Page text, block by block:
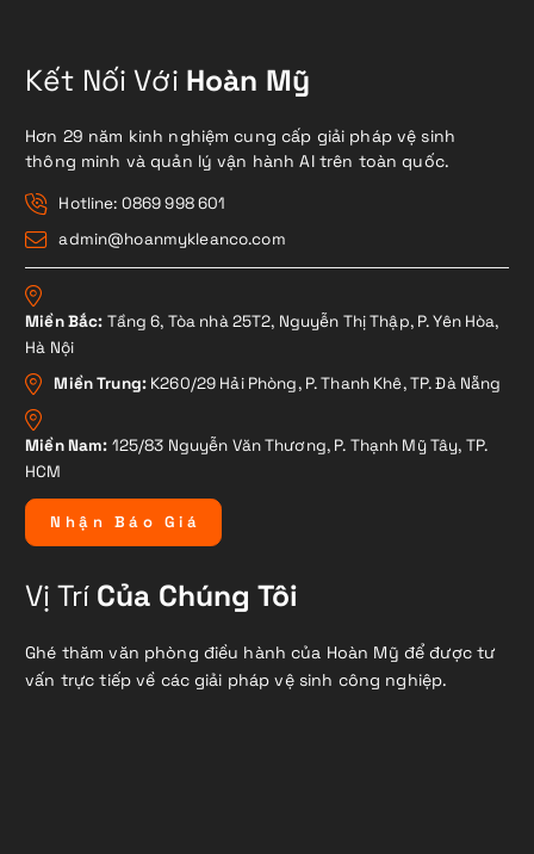
Kết Nối Với Hoàn Mỹ
Hơn 29 năm kinh nghiệm cung cấp giải pháp vệ sinh
thông minh và quản lý vận hành AI trên toàn quốc.
Hotline: 0869 998 601
admin@hoanmykleanco.com
Miền Bắc: Tầng 6, Tòa nhà 25T2, Nguyễn Thị Thập, P. Yên Hòa,
Hà Nội
Miền Trung: K260/29 Hải Phòng, P. Thanh Khê, TP. Đà Nẵng
Miền Nam: 125/83 Nguyễn Văn Thương, P. Thạnh Mỹ Tây, TP.
HCM
N hậ n B á o G i á
Vị TríCủa Chúng Tôi
Ghé thăm văn phòng điều hành của Hoàn Mỹ để được tư
vấn trực tiếp về các giải pháp vệ sinh công nghiệp.